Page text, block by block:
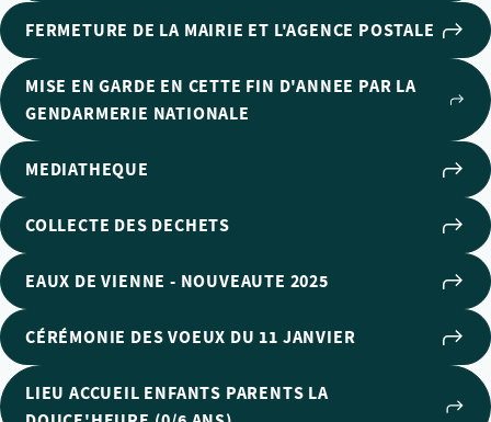
FERMETURE DE LA MAIRIE ET L'AGENCE POSTALE
MISE EN GARDE EN CETTE FIN D'ANNEE PAR LA
GENDARMERIE NATIONALE
MEDIATHEQUE
COLLECTE DES DECHETS
EAUX DE VIENNE - NOUVEAUTE 2025
CÉRÉMONIE DES VOEUX DU 11 JANVIER
LIEU ACCUEIL ENFANTS PARENTS LA